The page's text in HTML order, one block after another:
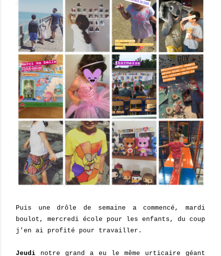
Puis une drôle de semaine a commencé, mardi
boulot, mercredi école pour les enfants, du coup
j'en ai profité pour travailler.
Jeudi notre grand a eu le même urticaire géant